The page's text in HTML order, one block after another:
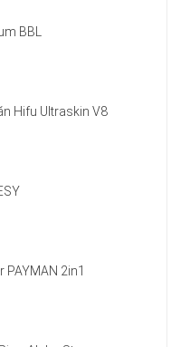
BBL
Hifu Ultraskin V8
PAYMAN 2in1